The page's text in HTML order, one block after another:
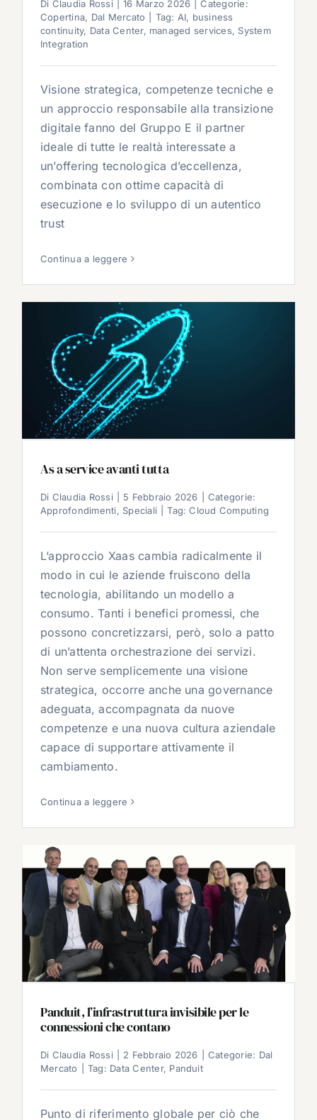
Di Claudia Rossi 16 Marzo 2026
Categorie:
Copertina, Dal Mercato Tag: AI, business
continuity, Data Center, managed services, System
Integration
Visione strategica, competenze tecniche e
un approccio responsabile alla transizione
digitale fanno del Gruppo E il partner
ideale di tutte le realtà interessate a
un’offering tecnologica d’eccellenza,
combinata con ottime capacità di
esecuzione e lo sviluppo di un autentico
trust
Continua a leggere
As a service avanti tutta
Di Claudia Rossi 5 Febbraio 2026
Categorie:
Approfondimenti, Speciali Tag:Cloud Computing
L’approccio Xaas cambia radicalmente il
modo in cui le aziende fruiscono della
tecnologia, abilitando un modello a
consumo. Tanti i benefici promessi, che
possono concretizzarsi, però, solo a patto
di un’attenta orchestrazione dei servizi.
Non serve semplicemente una visione
strategica, occorre anche una governance
adeguata, accompagnata da nuove
competenze e una nuova cultura aziendale
capace di supportare attivamente il
cambiamento.
Continua a leggere
Panduit, l’infrastruttura invisibile per le
connessioni che contano
Di Claudia Rossi 2 Febbraio 2026 Categorie: Dal
Mercato
Tag: Data Center, Panduit
Punto di riferimento globale per ciò che